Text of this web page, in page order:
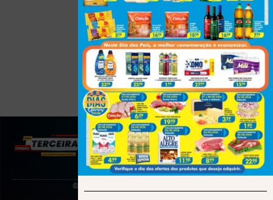
(43) 991545950
© 2025 Todos os direitos reservados